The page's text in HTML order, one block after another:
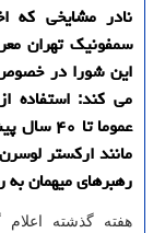
نادر مشایخی كه
سمفونیك تهران
این شورا در خصوص
می كند: استفاده
عموما
مانند اركستر
رهبرهای میهمان
هفته گذشته اعلام